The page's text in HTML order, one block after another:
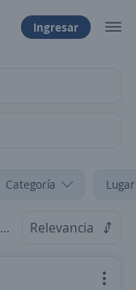
Ingresar
Categoría
Relevancia